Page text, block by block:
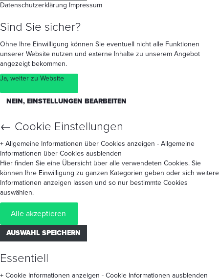
Datenschutzerklärung Impressum
Sind Sie sicher?
Ohne Ihre Einwilligung können Sie eventuell nicht alle Funktionen
unserer Website nutzen und externe Inhalte zu unserem Angebot
angezeigt bekommen.
Ja, weiter zu Website
NEIN, EINSTELLUNGEN BEARBEITEN
← Cookie Einstellungen
+ Allgemeine Informationen über Cookies anzeigen - Allgemeine
Informationen über Cookies ausblenden
Hier finden Sie eine Übersicht über alle verwendeten Cookies. Sie
können Ihre Einwilligung zu ganzen Kategorien geben oder sich weitere
Informationen anzeigen lassen und so nur bestimmte Cookies
auswählen.
Alle akzeptieren
AUSWAHL SPEICHERN
Essentiell
+ Cookie Informationen anzeigen - Cookie Informationen ausblenden